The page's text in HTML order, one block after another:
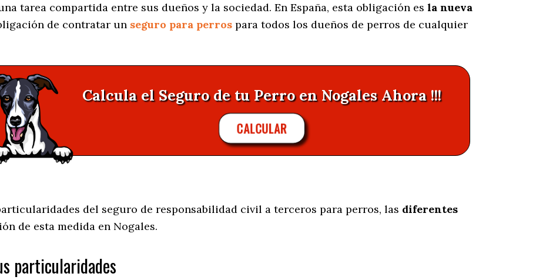
tarea compartida entre sus dueños y la sociedad. En España, esta obligación es la nueva
de contratar un seguro para perros para todos los dueños de perros de cualquier
Calcula el Seguro de tu Perro en Nogales Ahora !!!
CALCULAR
del seguro de responsabilidad civil a terceros para perros, las diferentes
de esta medida en Nogales.
particularidades